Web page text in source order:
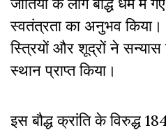
स्वतंत्रता का अनुभव किया।
स्त्रियों और शूद्रों ने
स्थान प्राप्त किया।
इस बौद्ध क्रांति के विरुद्ध